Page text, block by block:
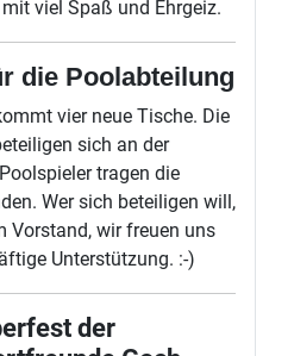
viel Spaß und Ehrgeiz.
die Poolabteilung
vier neue Tische. Die
sich an der
tragen die
Wer sich beteiligen will,
Vorstand, wir freuen uns
Unterstützung. :-)
der